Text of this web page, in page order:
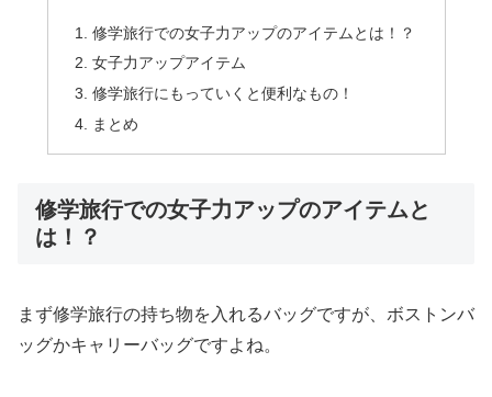
修学旅行での女子力アップのアイテムとは！？
女子力アップアイテム
修学旅行にもっていくと便利なもの！
まとめ
修学旅行での女子力アップのアイテムと
は！？
まず修学旅行の持ち物を入れるバッグですが、ボストンバ
ッグかキャリーバッグですよね。